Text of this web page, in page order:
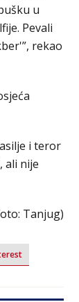
u
Pevali
rekao
i teror
ali nije
Tanjug)